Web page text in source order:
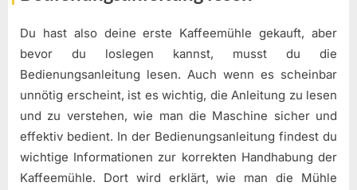
Du hast also deine erste Kaffeemühle gekauft, aber
bevor du loslegen kannst, musst du die
Bedienungsanleitung lesen. Auch wenn es scheinbar
unnötig erscheint, ist es wichtig, die Anleitung zu lesen
und zu verstehen, wie man die Maschine sicher und
effektiv bedient. In der Bedienungsanleitung findest du
wichtige Informationen zur korrekten Handhabung der
Kaffeemühle. Dort wird erklärt, wie man die Mühle